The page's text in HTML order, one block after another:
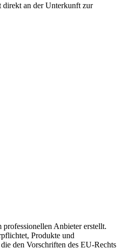
direkt an der Unterkunft zur
Anbieter erstellt.
Produkte und
den Vorschriften des EU-Rechts